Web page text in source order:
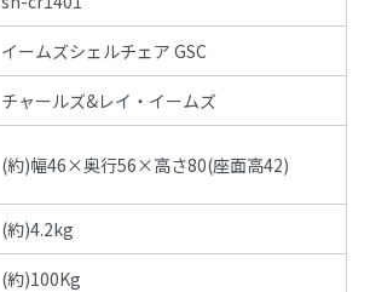
イームズシェルチェア GSC
チャールズ&レイ・イームズ
(約)幅46×奥行56×高さ80(座面高42)
(約)4.2kg
(約)100Kg